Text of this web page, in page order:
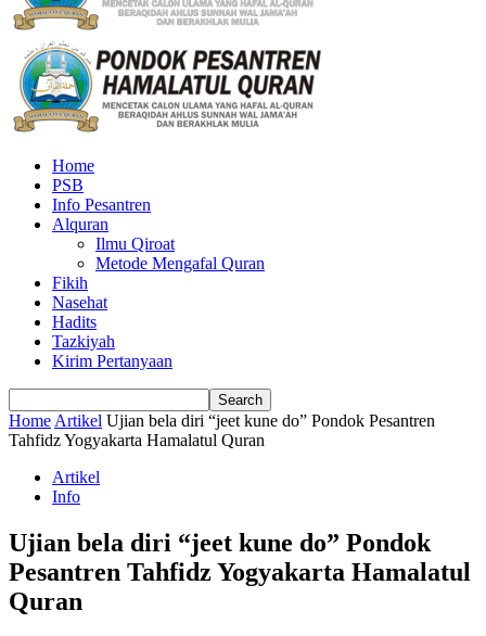
Home
PSB
Info Pesantren
Alquran
Ilmu Qiroat
Metode Mengafal Quran
Fikih
Nasehat
Hadits
Tazkiyah
Kirim Pertanyaan
Home Artikel Ujian bela diri “jeet kune do” Pondok Pesantren
Tahfidz Yogyakarta Hamalatul Quran
Artikel
Info
Ujian bela diri “jeet kune do” Pondok
Pesantren Tahfidz Yogyakarta Hamalatul
Quran